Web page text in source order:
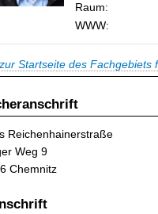
Raum:
WWW:
Startseite des Fachgebiets
Reichenhainerstraße
Weg 9
Chemnitz